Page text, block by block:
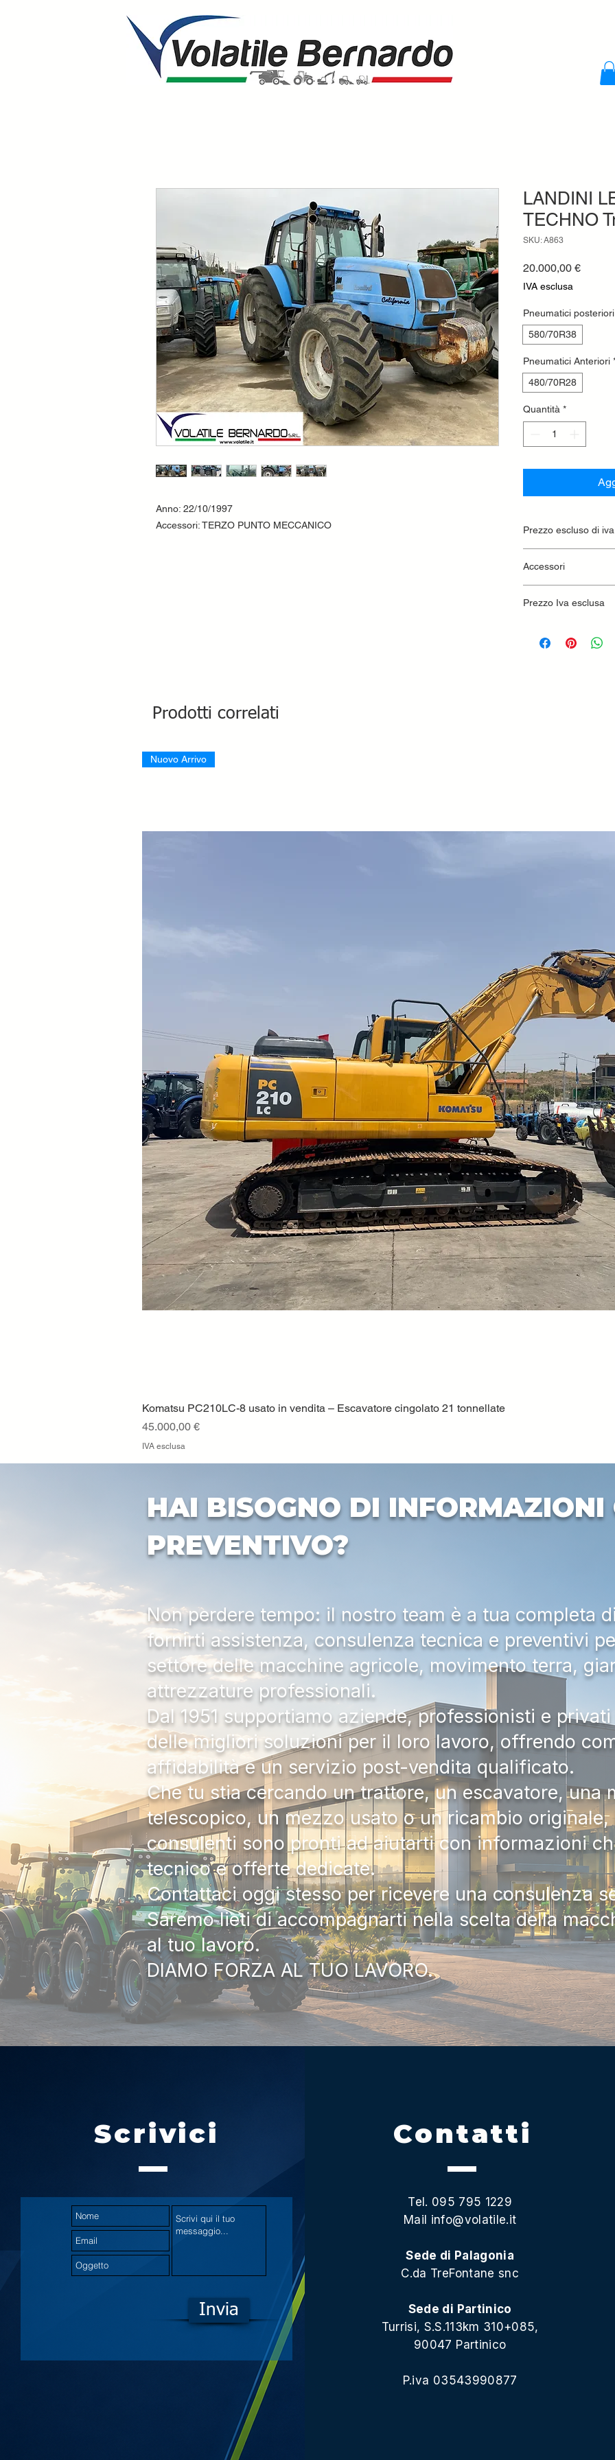
Anno: 22/10/1997
Accessori: TERZO PUNTO MECCANICO
LANDINI
TECHNO
SKU: A863
20.000,00 €Prezzo
IVA esclusa
Pneumatici posteriori
580/70R38
Pneumatici Anteriori
480/70R28
Quantità *
Prezzo escluso di iva.
Accessori
zavorre anteriori
Prezzo Iva esclusa
Prodotti correlati
Vista rapida
Nuovo Arrivo
Komatsu PC210LC-8 usato in vendita – Escavatore cingolato 21 tonnellate
Prezzo
45.000,00 €
IVA esclusa
HAI BISOGNO DI INFORMAZIONI
PREVENTIVO?
Non perdere tempo: il nostro team è a tua completa
fornirti assistenza, consulenza tecnica e preventivi
settore delle macchine agricole, movimento terra,
attrezzature professionali.
Dal 1951 supportiamo aziende, professionisti e
delle migliori soluzioni per il loro lavoro, offrendo
affidabilità e un servizio post-vendita qualificato.
Che tu stia cercando un trattore, un escavatore, una
telescopico, un mezzo usato o un ricambio
consulenti sono pronti ad aiutarti con informazioni
tecnico e offerte dedicate.
Contattaci oggi stesso per ricevere una consulenza
Saremo lieti di accompagnarti nella scelta della
al tuo lavoro.
DIAMO FORZA AL TUO LAVORO.
Scrivici
Invia
Contatti
Tel. 095 795 1229
Mail info@volatile.it
Sede di Palagonia
C.da TreFontane snc
Sede di Partinico
Turrisi, S.S.113km 310+085,
90047 Partinico
P.iva 03543990877